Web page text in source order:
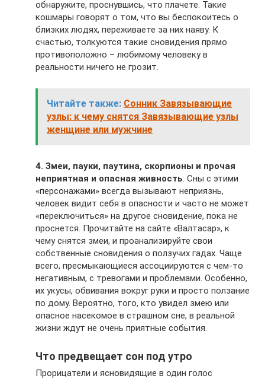
обнаружите, проснувшись, что плачете. Такие
кошмары говорят о том, что вы беспокоитесь о
близких людях, переживаете за них наяву. К
счастью, толкуются такие сновидения прямо
противоположно – любимому человеку в
реальности ничего не грозит.
Читайте также: Сонник Завязывающие
узлы: к чему снятся Завязывающие узлы
женщине или мужчине
4. Змеи, пауки, паутина, скорпионы и прочая
неприятная и опасная живность . Сны с этими
«персонажами» всегда вызывают неприязнь,
человек видит себя в опасности и часто не может
«переключиться» на другое сновидение, пока не
проснется. Прочитайте на сайте «Валтасар», к
чему снятся змеи, и проанализируйте свои
собственные сновидения о ползучих гадах. Чаще
всего, пресмыкающиеся ассоциируются с чем-то
негативным, с тревогами и проблемами. Особенно,
их укусы, обвивания вокруг руки и просто ползание
по дому. Вероятно, того, кто увидел змею или
опасное насекомое в страшном сне, в реальной
жизни ждут не очень приятные события.
Что предвещает сон под утро
Прорицатели и ясновидящие в один голос